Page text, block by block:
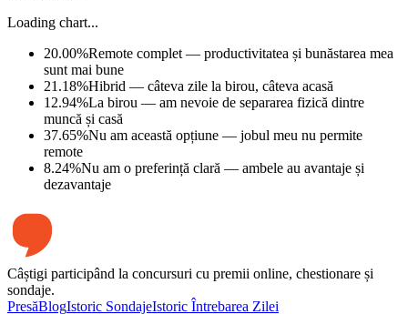
Loading chart...
20.00%Remote complet — productivitatea și bunăstarea mea
sunt mai bune
21.18%Hibrid — câteva zile la birou, câteva acasă
12.94%La birou — am nevoie de separarea fizică dintre
muncă și casă
37.65%Nu am această opțiune — jobul meu nu permite
remote
8.24%Nu am o preferință clară — ambele au avantaje și
dezavantaje
Câștigi participând la concursuri cu premii online, chestionare și
sondaje.
PresăBlogIstoric SondajeIstoric Întrebarea Zilei